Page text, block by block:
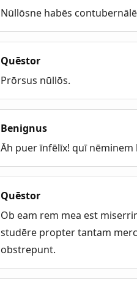
Nūllōsne habēs
Quēstor
Prōrsus nūllōs.
Benignus
Āh puer īnfēlīx! quī
Quēstor
Ob eam rem mea est
studēre propter tantam
obstrepunt.